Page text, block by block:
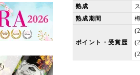
熟成
熟成期間
ポイント・受賞歴